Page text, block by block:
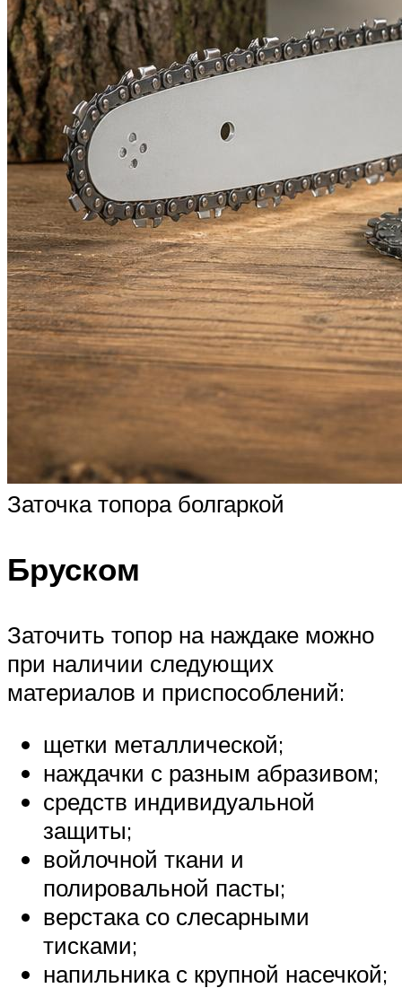
Заточка топора болгаркой
Бруском
Заточить топор на наждаке можно
при наличии следующих
материалов и приспособлений:
щетки металлической;
наждачки с разным абразивом;
средств индивидуальной
защиты;
войлочной ткани и
полировальной пасты;
верстака со слесарными
тисками;
напильника с крупной насечкой;